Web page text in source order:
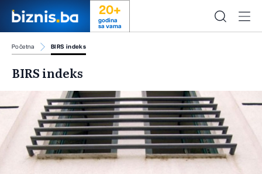
20+
godina
sa vama
Početna BIRS indeks
BIRS indeks